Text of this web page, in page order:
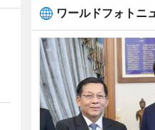
ワールドフォトニ